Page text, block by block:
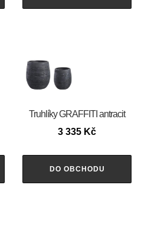
Truhlíky GRAFFITI antracit
3 335 Kč
DO OBCHODU